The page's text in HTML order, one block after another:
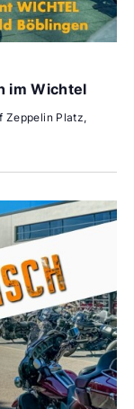
im Wichtel
Zeppelin Platz,